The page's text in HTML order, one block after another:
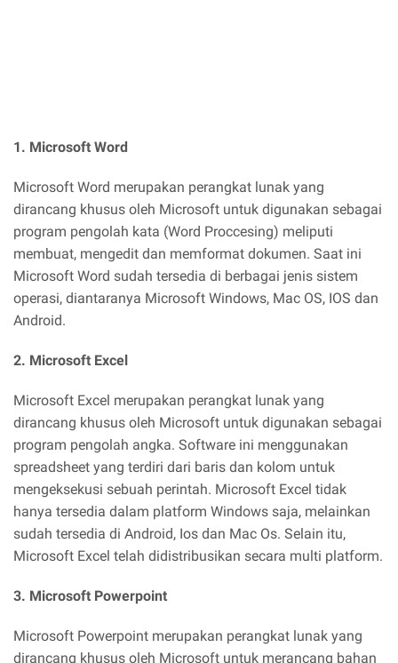
1. Microsoft Word
Microsoft Word merupakan perangkat lunak yang
dirancang khusus oleh Microsoft untuk digunakan sebagai
program pengolah kata (Word Proccesing) meliputi
membuat, mengedit dan memformat dokumen. Saat ini
Microsoft Word sudah tersedia di berbagai jenis sistem
operasi, diantaranya Microsoft Windows, Mac OS, IOS dan
Android.
2. Microsoft Excel
Microsoft Excel merupakan perangkat lunak yang
dirancang khusus oleh Microsoft untuk digunakan sebagai
program pengolah angka. Software ini menggunakan
spreadsheet yang terdiri dari baris dan kolom untuk
mengeksekusi sebuah perintah. Microsoft Excel tidak
hanya tersedia dalam platform Windows saja, melainkan
sudah tersedia di Android, Ios dan Mac Os. Selain itu,
Microsoft Excel telah didistribusikan secara multi platform.
3. Microsoft Powerpoint
Microsoft Powerpoint merupakan perangkat lunak yang
dirancang khusus oleh Microsoft untuk merancang bahan